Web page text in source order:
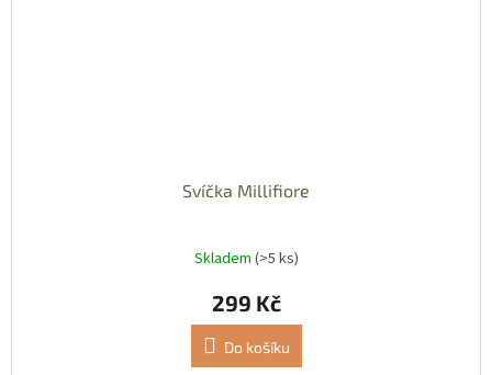
Svíčka Millifiore
Skladem (>5 ks)
299 Kč
Do košíku